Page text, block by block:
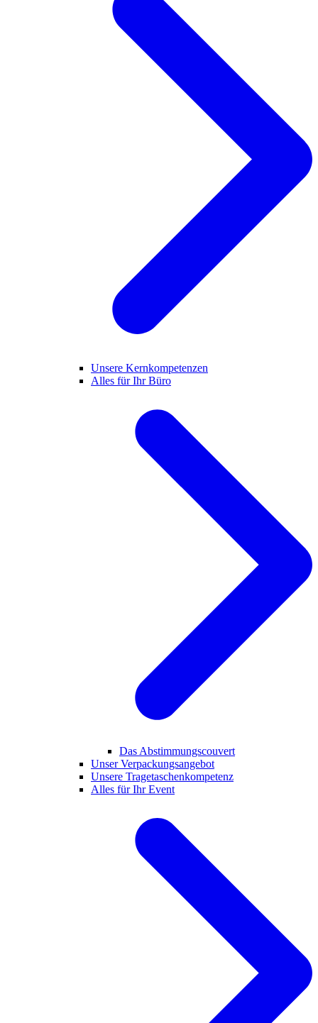
Unsere Kernkompetenzen
Alles für Ihr Büro
Das Abstimmungscouvert
Unser Verpackungsangebot
Unsere Tragetaschenkompetenz
Alles für Ihr Event